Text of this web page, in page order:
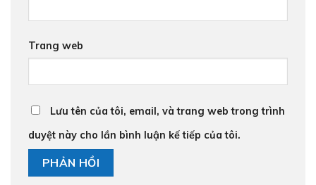
Trang web
Lưu tên của tôi, email, và trang web trong trình
duyệt này cho lần bình luận kế tiếp của tôi.